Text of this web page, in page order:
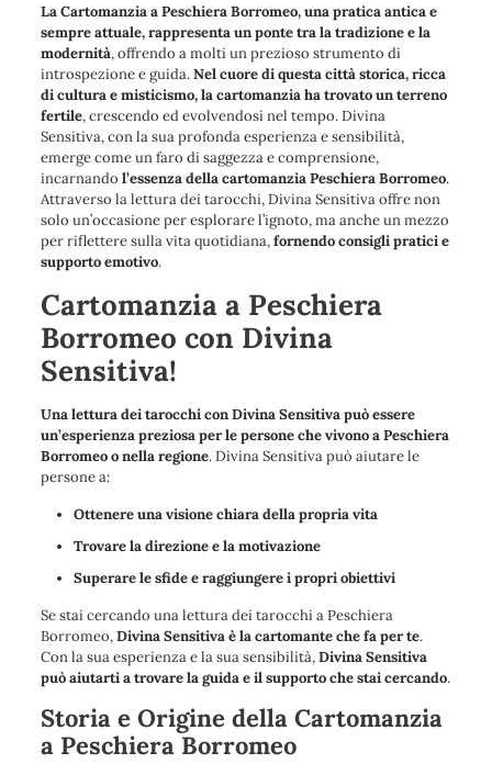
La Cartomanzia a Peschiera Borromeo, una pratica antica e
sempre attuale, rappresenta un ponte tra la tradizione e la
modernità, offrendo a molti un prezioso strumento di
introspezione e guida.Nel cuore di questa città storica, ricca
di cultura e misticismo, la cartomanzia ha trovato un terreno
fertile, crescendo ed evolvendosi nel tempo. Divina
Sensitiva, con la sua profonda esperienza e sensibilità,
emerge come un faro di saggezza e comprensione,
incarnando l’essenza della cartomanzia Peschiera Borromeo.
Attraverso la lettura dei tarocchi, Divina Sensitiva offre non
solo un’occasione per esplorare l’ignoto, ma anche un mezzo
per riflettere sulla vita quotidiana,fornendo consigli pratici e
supporto emotivo.
Cartomanzia a Peschiera
Borromeo con Divina
Sensitiva!
Una lettura dei tarocchi con Divina Sensitiva può essere
un’esperienza preziosa per le persone che vivono a Peschiera
Borromeo o nella regione. Divina Sensitiva può aiutare le
persone a:
Ottenere una visione chiara della propria vita
Trovare la direzione e la motivazione
Superare le sfide e raggiungere i propri obiettivi
Se stai cercando una lettura dei tarocchi a Peschiera
Borromeo,Divina Sensitiva è la cartomante che fa per te.
Con la sua esperienza e la sua sensibilità,Divina Sensitiva
può aiutarti a trovare la guida e il supporto che stai cercando.
Storia e Origine della Cartomanzia
a Peschiera Borromeo